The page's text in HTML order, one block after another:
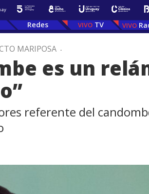
Redes TV
MARIPOSA .
es un
referente del